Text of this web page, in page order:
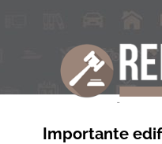
Importante